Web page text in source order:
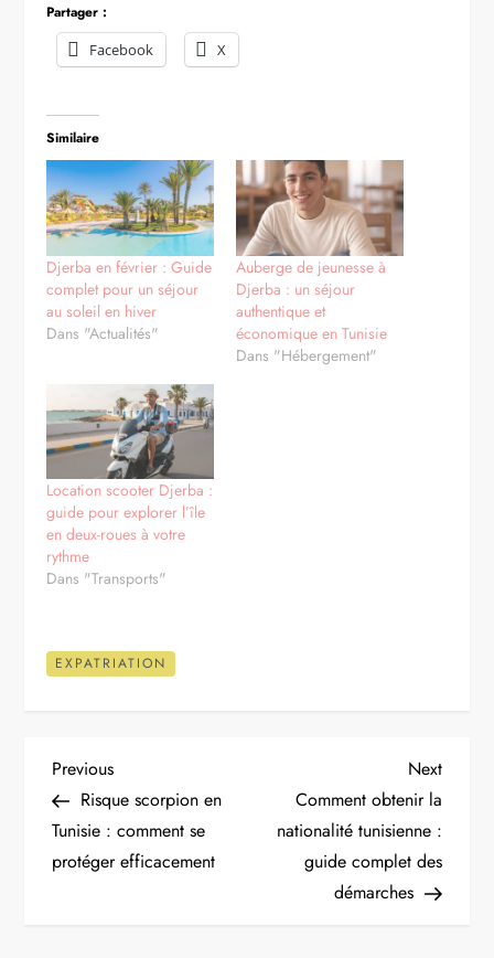
Partager :
Facebook
X
Similaire
Djerba en février : Guide
complet pour un séjour
au soleil en hiver
Dans "Actualités"
Auberge de jeunesse à
Djerba : un séjour
authentique et
économique en Tunisie
Dans "Hébergement"
Location scooter Djerba :
guide pour explorer l’île
en deux-roues à votre
rythme
Dans "Transports"
EXPATRIATION
N
a
v
Previous
Post
Previous
Risque scorpion en
Tunisie : comment se
protéger efficacement
Next
Post
Next
Comment obtenir la
nationalité tunisienne :
guide complet des
démarches